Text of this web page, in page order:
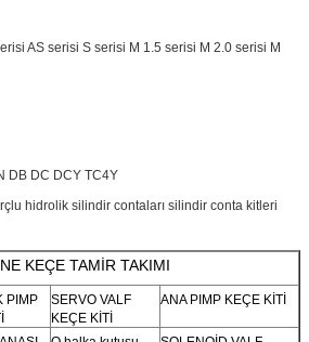
AS serisi S serisi M 1.5 serisi M 2.0 serisi M
DB DC DCY TC4Y
hidrolik silindir contaları silindir conta kitleri
KEÇE TAMİR TAKIMI
PIMP
SERVO VALF
KEÇE KİTİ
ANA PIMP KEÇE KİTİ